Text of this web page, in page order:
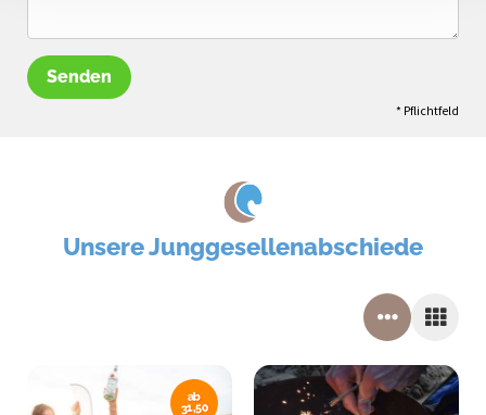
Senden
* Pflichtfeld
Unsere Junggesellenabschiede
ab
31,50